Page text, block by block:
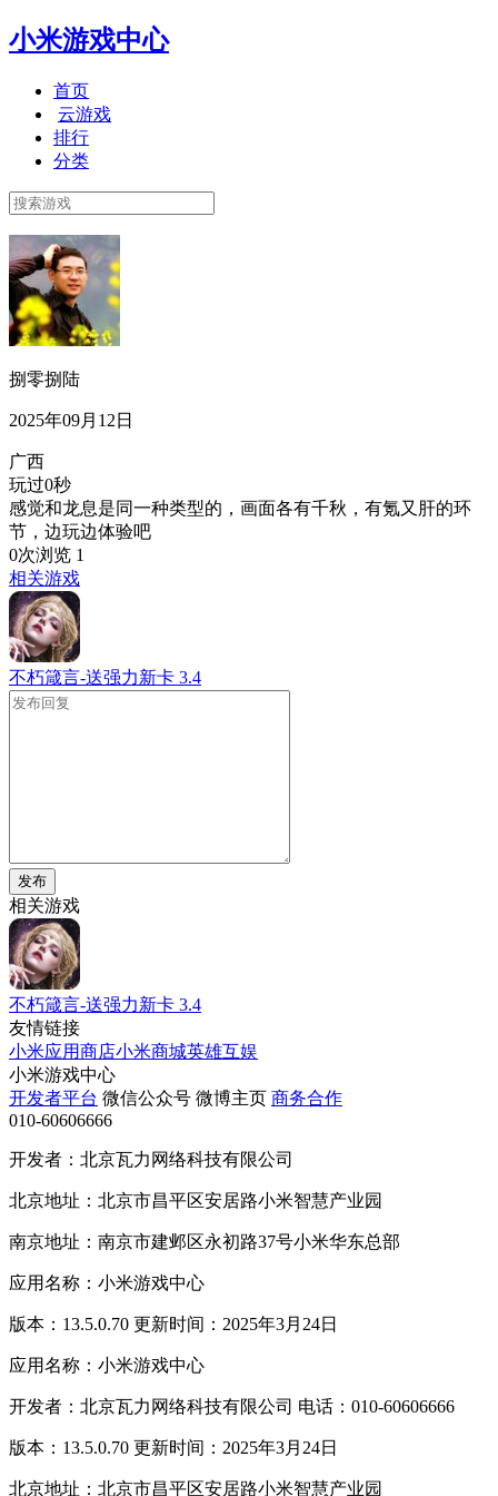
小米游戏中心
首页
云游戏
排行
分类
捌零捌陆
2025年09月12日
广西
玩过0秒
感觉和龙息是同一种类型的，画面各有千秋，有氪又肝的环
节，边玩边体验吧
0次浏览 1
相关游戏
不朽箴言-送强力新卡 3.4
发布
相关游戏
不朽箴言-送强力新卡 3.4
友情链接
小米应用商店小米商城英雄互娱
小米游戏中心
开发者平台 微信公众号 微博主页 商务合作
010-60606666
开发者：北京瓦力网络科技有限公司
北京地址：北京市昌平区安居路小米智慧产业园
南京地址：南京市建邺区永初路37号小米华东总部
应用名称：小米游戏中心
版本：13.5.0.70 更新时间：2025年3月24日
应用名称：小米游戏中心
开发者：北京瓦力网络科技有限公司 电话：010-60606666
版本：13.5.0.70 更新时间：2025年3月24日
北京地址：北京市昌平区安居路小米智慧产业园